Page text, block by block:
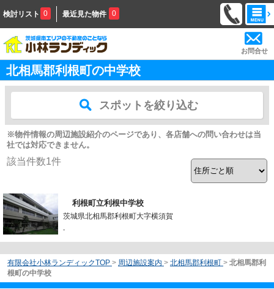
検討リスト 0 最近見た物件 0
お問合せ
北相馬郡利根町の中学校
スポットを絞り込む
※物件情報の周辺施設紹介のページであり、各店舗への問い合わせは当
社では対応できません。
該当件数1件
利根町立利根中学校
茨城県北相馬郡利根町大字横須賀
-
有限会社小林ランディックTOP > 周辺施設案内 > 北相馬郡利根町 > 北相馬郡利
根町の中学校